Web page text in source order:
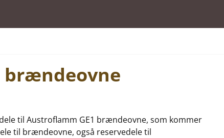
brændeovne
til Austroflamm GE1 brændeovne, som kommer
til brændeovne, også reservedele til